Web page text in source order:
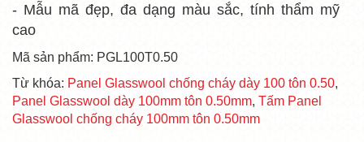
- Mẫu mã đẹp, đa dạng màu sắc, tính thẩm mỹ
cao
Mã sản phẩm: PGL100T0.50
Từ khóa: Panel Glasswool chống cháy dày 100 tôn 0.50,
Panel Glasswool dày 100mm tôn 0.50mm, Tấm Panel
Glasswool chống cháy 100mm tôn 0.50mm